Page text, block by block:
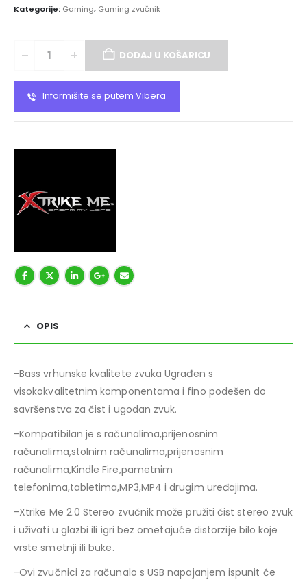
Kategorije: Gaming, Gaming zvučnik
DODAJ U KOŠARICU
Informišite se putem Vibera
OPIS
-Bass vrhunske kvalitete zvuka Ugrađen s
visokokvalitetnim komponentama i fino podešen do
savršenstva za čist i ugodan zvuk.
-Kompatibilan je s računalima,prijenosnim
računalima,stolnim računalima,prijenosnim
računalima,Kindle Fire,pametnim
telefonima,tabletima,MP3,MP4 i drugim uređajima.
-Xtrike Me 2.0 Stereo zvučnik može pružiti čist stereo zvuk
i uživati ​​u glazbi ili igri bez ometajuće distorzije bilo koje
vrste smetnji ili buke.
-Ovi zvučnici za računalo s USB napajanjem ispunit će